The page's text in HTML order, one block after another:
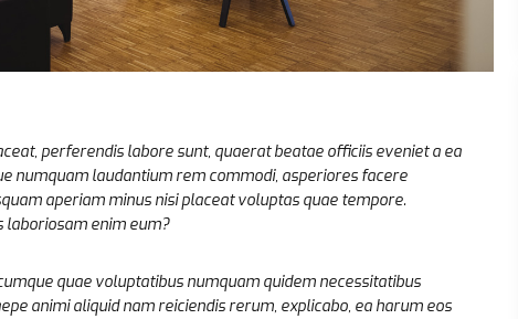
perferendis labore sunt, quaerat beatae officiis eveniet a ea
numquam laudantium rem commodi, asperiores facere
aperiam minus nisi placeat voluptas quae tempore.
laboriosam enim eum?
quae voluptatibus numquam quidem necessitatibus
animi aliquid nam reiciendis rerum, explicabo, ea harum eos